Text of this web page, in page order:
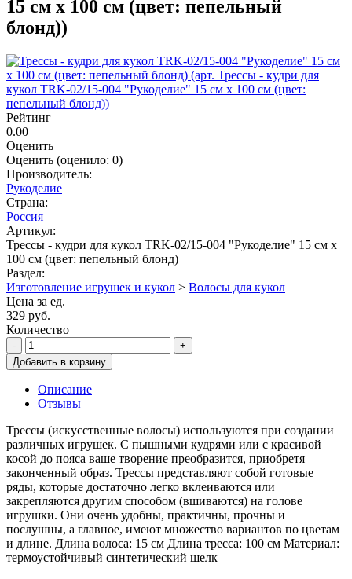
15 см х 100 см (цвет: пепельный
блонд))
Рейтинг
0.00
Оценить
Оценить (оценило: 0)
Производитель:
Рукоделие
Страна:
Россия
Артикул:
Трессы - кудри для кукол TRK-02/15-004 "Рукоделие" 15 см х
100 см (цвет: пепельный блонд)
Раздел:
Изготовление игрушек и кукол > Волосы для кукол
Цена за ед.
329 руб.
Количество
-
+
Добавить в корзину
Описание
Отзывы
Трессы (искусственные волосы) используются при создании
различных игрушек. С пышными кудрями или с красивой
косой до пояса ваше творение преобразится, приобретя
законченный образ. Трессы представляют собой готовые
ряды, которые достаточно легко вклеиваются или
закрепляются другим способом (вшиваются) на голове
игрушки. Они очень удобны, практичны, прочны и
послушны, а главное, имеют множество вариантов по цветам
и длине. Длина волоса: 15 см Длина тресса: 100 см Материал:
термоустойчивый синтетический шелк